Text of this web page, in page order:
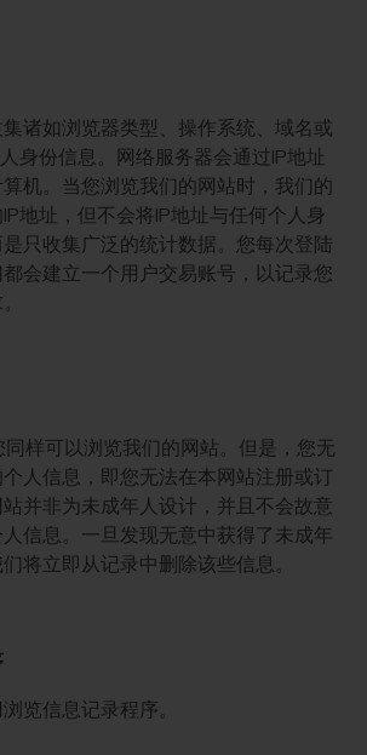
诸如浏览器类型、操作系统、域名或
身份信息。网络服务器会通过IP地址
机。当您浏览我们的网站时，我们的
地址，但不会将IP地址与任何个人身
只收集广泛的统计数据。您每次登陆
会建立一个用户交易账号，以记录您
样可以浏览我们的网站。但是，您无
人信息，即您无法在本网站注册或订
并非为未成年人设计，并且不会故意
信息。一旦发现无意中获得了未成年
将立即从记录中删除该些信息。
览信息记录程序。